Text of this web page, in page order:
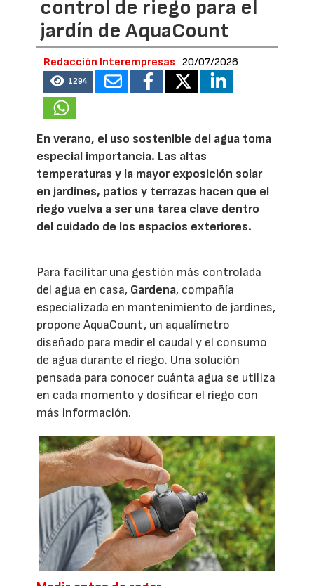
control de riego para el
jardín de AquaCount
Redacción Interempresas 20/07/2026
1294
En verano, el uso sostenible del agua toma
especial importancia. Las altas
temperaturas y la mayor exposición solar
en jardines, patios y terrazas hacen que el
riego vuelva a ser una tarea clave dentro
del cuidado de los espacios exteriores.
Para facilitar una gestión más controlada
del agua en casa, Gardena, compañía
especializada en mantenimiento de jardines,
propone AquaCount, un aqualímetro
diseñado para medir el caudal y el consumo
de agua durante el riego. Una solución
pensada para conocer cuánta agua se utiliza
en cada momento y dosificar el riego con
más información.